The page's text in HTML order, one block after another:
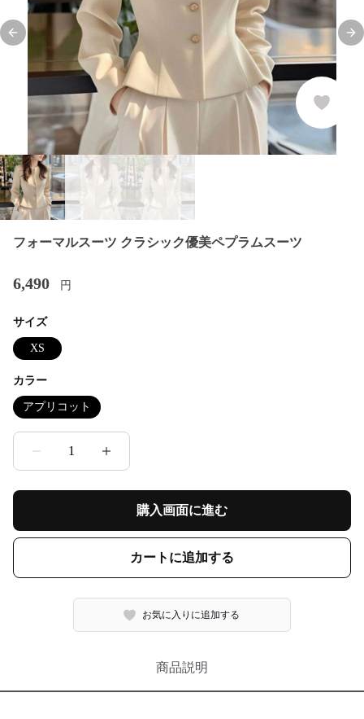
Previous slide
フォーマルスーツ クラシック優美ペプラムスーツ
6,490 円
サイズ
XS
カラー
アプリコット
1
購入画面に進む
カートに追加する
お気に入りに追加する
商品説明